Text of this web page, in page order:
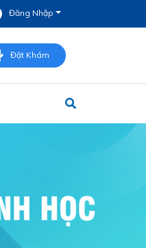
Đăng Nhập
Đặt Khám